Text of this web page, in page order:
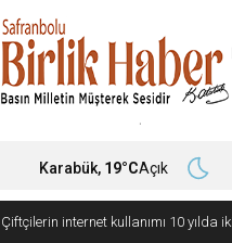
Çiftçilerin internet kullanımı 10 yılda iki
Karabük, 19°CAçık